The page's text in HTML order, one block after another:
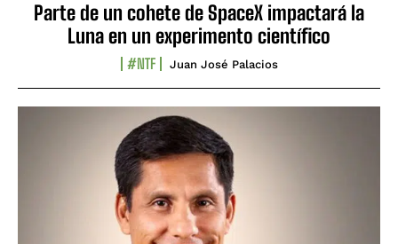
Parte de un cohete de SpaceX impactará la
Luna en un experimento científico
#NTF Juan José Palacios